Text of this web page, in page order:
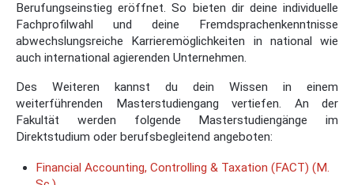
Berufungseinstieg eröffnet. So bieten dir deine individuelle
Fachprofilwahl und deine Fremdsprachenkenntnisse
abwechslungsreiche Karrieremöglichkeiten in national wie
auch international agierenden Unternehmen.
Des Weiteren kannst du dein Wissen in einem
weiterführenden Masterstudiengang vertiefen. An der
Fakultät werden folgende Masterstudiengänge im
Direktstudium oder berufsbegleitend angeboten:
Financial Accounting, Controlling & Taxation (FACT) (M.